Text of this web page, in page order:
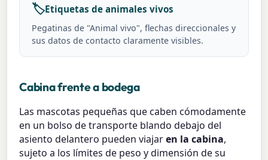
🏷️Etiquetas de animales vivos
Pegatinas de "Animal vivo", flechas direccionales y
sus datos de contacto claramente visibles.
Cabina frente a bodega
Las mascotas pequeñas que caben cómodamente
en un bolso de transporte blando debajo del
asiento delantero pueden viajaren la cabina,
sujeto a los límites de peso y dimensión de su